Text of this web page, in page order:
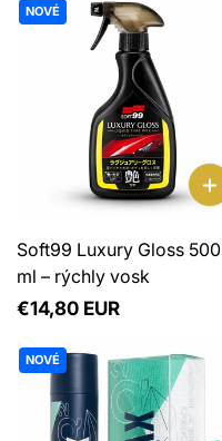
NOVÉ
Soft99 Luxury Gloss 500
ml – rýchly vosk
Normálna
€14,80 EUR
NOVÉ